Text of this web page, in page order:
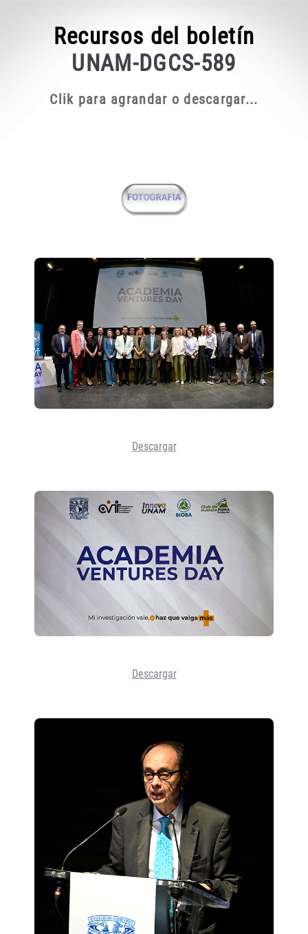
Recursos del boletín
UNAM-DGCS-589
Clik para agrandar o descargar...
Descargar
Descargar